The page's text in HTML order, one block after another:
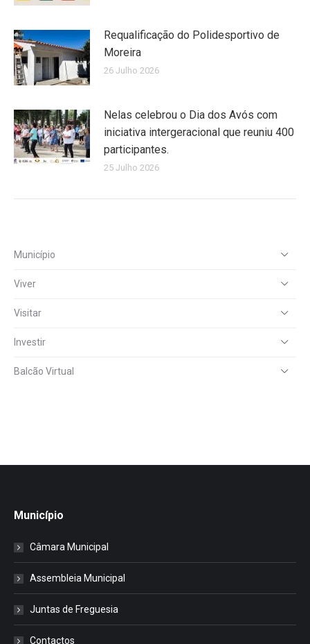
Requalificação do Polidesportivo de
Moreira
26 Julho 2026
Nelas celebrou o Dia dos Avós com
iniciativa intergeracional que reuniu 400
participantes.
25 Julho 2026
Município
Viver
Visitar
Investir
Balcão Virtual
Município
Câmara Municipal
Assembleia Municipal
Juntas de Freguesia
Contactos